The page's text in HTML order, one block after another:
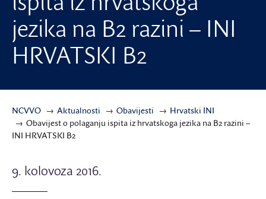
jezika na B2 razini – INI
HRVATSKI B2
NCVVO Aktualnosti Obavijesti
Hrvatski INI
Obavijest o polaganju ispita iz hrvatskoga jezika na B2 razini –
INI HRVATSKI B2
9. kolovoza 2016.